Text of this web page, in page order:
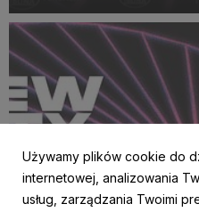
Norblina już 19 lipca 2026
Używamy plików cookie do
internetowej, analizowania
usług, zarządzania Twoimi